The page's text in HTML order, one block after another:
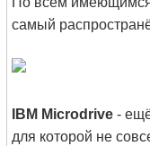
самый
IBM Microdrive-
для которой не